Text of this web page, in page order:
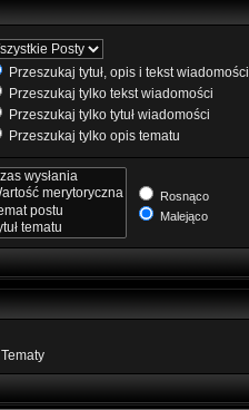
Przeszukaj tytuł, opis i tekst wiadomości
Przeszukaj tylko tekst wiadomości
Przeszukaj tylko tytuł wiadomości
Przeszukaj tylko opis tematu
Rosnąco
Malejąco
Tematy